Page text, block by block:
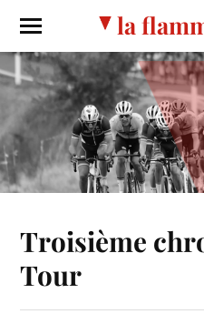
la
Troisième
Tour